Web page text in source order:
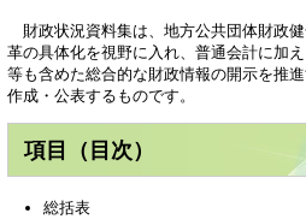
財政状況資料集は、地方公共団体財政
革の具体化を視野に入れ、普通会計に加
等も含めた総合的な財政情報の開示を推
作成・公表するものです。
項目（目次）
総括表